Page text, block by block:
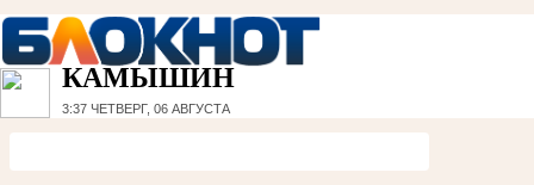
КАМЫШИН
3:37 ЧЕТВЕРГ, 06 АВГУСТА